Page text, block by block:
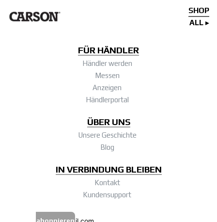
SHOP
ALL
FÜR HÄNDLER
Händler werden
Messen
Anzeigen
Händlerportal
ÜBER UNS
Unsere Geschichte
Blog
IN VERBINDUNG BLEIBEN
Kontakt
Kundensupport